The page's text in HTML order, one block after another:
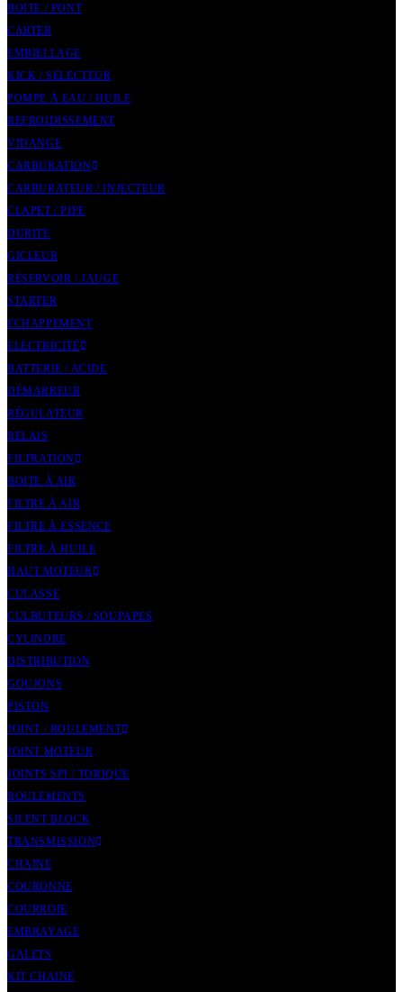
BOITE / PONT
CARTER
EMBIELLAGE
KICK / SELECTEUR
POMPE À EAU / HUILE
REFROIDISSEMENT
VIDANGE
CARBURATION
CARBURATEUR / INJECTEUR
CLAPET / PIPE
DURITE
GICLEUR
RÉSERVOIR / JAUGE
STARTER
ECHAPPEMENT
ELECTRICITÉ
BATTERIE / ACIDE
DÉMARREUR
RÉGULATEUR
RELAIS
FILTRATION
BOITE À AIR
FILTRE À AIR
FILTRE À ESSENCE
FILTRE À HUILE
HAUT MOTEUR
CULASSE
CULBUTEURS / SOUPAPES
CYLINDRE
DISTRIBUTION
GOUJONS
PISTON
JOINT / ROULEMENT
JOINT MOTEUR
JOINTS SPI / TORIQUE
ROULEMENTS
SILENT BLOCK
TRANSMISSION
CHAINE
COURONNE
COURROIE
EMBRAYAGE
GALETS
KIT CHAINE